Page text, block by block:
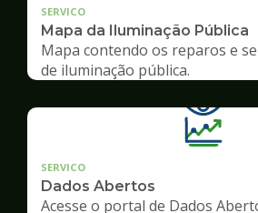
SERVICO
Mapa da Iluminação Pública
Mapa contendo os reparos e
de iluminação pública.
SERVICO
Dados Abertos
Acesse o portal de Dados